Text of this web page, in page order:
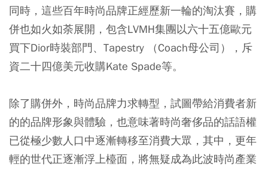
同時，這些百年時尚品牌正經歷新一輪的淘汰賽，購
併也如火如荼展開，包含LVMH集團以六十五億歐元
買下Dior時裝部門、Tapestry （Coach母公司），斥
資二十四億美元收購Kate Spade等。
除了購併外，時尚品牌力求轉型，試圖帶給消費者新
的的品牌形象與體驗，也意味著時尚奢侈品的話語權
已從極少數人口中逐漸轉移至消費大眾，其中，更年
輕的世代正逐漸浮上檯面，將無疑成為此波時尚產業